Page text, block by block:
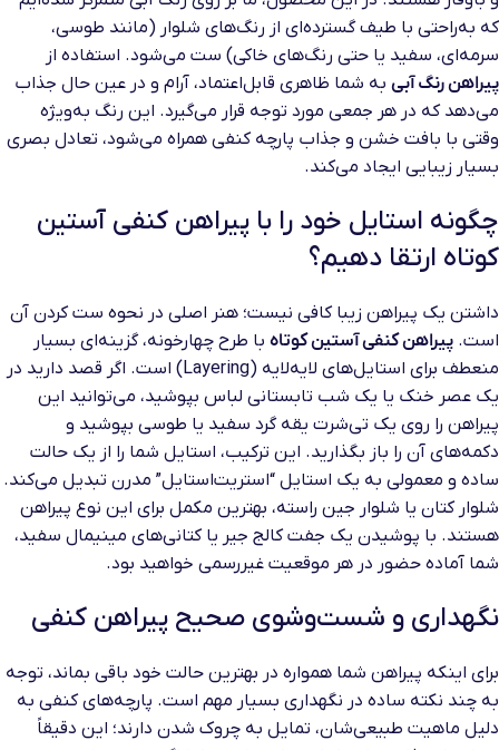
که به‌راحتی با طیف گسترده‌ای از رنگ‌های شلوار (مانند طوسی،
سرمه‌ای، سفید یا حتی رنگ‌های خاکی) ست می‌شود. استفاده از
پیراهن رنگ آبی به شما ظاهری قابل‌اعتماد، آرام و در عین حال جذاب
می‌دهد که در هر جمعی مورد توجه قرار می‌گیرد. این رنگ به‌ویژه
وقتی با بافت خشن و جذاب پارچه کنفی همراه می‌شود، تعادل بصری
بسیار زیبایی ایجاد می‌کند.
چگونه استایل خود را با پیراهن کنفی آستین
کوتاه ارتقا دهیم؟
داشتن یک پیراهن زیبا کافی نیست؛ هنر اصلی در نحوه ست کردن آن
است. پیراهن کنفی آستین کوتاه با طرح چهارخونه، گزینه‌ای بسیار
منعطف برای استایل‌های لایه‌لایه (Layering) است. اگر قصد دارید در
یک عصر خنک یا یک شب تابستانی لباس بپوشید، می‌توانید این
پیراهن را روی یک تی‌شرت یقه گرد سفید یا طوسی بپوشید و
دکمه‌های آن را باز بگذارید. این ترکیب، استایل شما را از یک حالت
ساده و معمولی به یک استایل “استریت‌استایل” مدرن تبدیل می‌کند.
شلوار کتان یا شلوار جین راسته، بهترین مکمل برای این نوع پیراهن
هستند. با پوشیدن یک جفت کالج جیر یا کتانی‌های مینیمال سفید،
شما آماده حضور در هر موقعیت غیررسمی خواهید بود.
نگهداری و شست‌وشوی صحیح پیراهن کنفی
برای اینکه پیراهن شما همواره در بهترین حالت خود باقی بماند، توجه
به چند نکته ساده در نگهداری بسیار مهم است. پارچه‌های کنفی به
دلیل ماهیت طبیعی‌شان، تمایل به چروک شدن دارند؛ این دقیقاً